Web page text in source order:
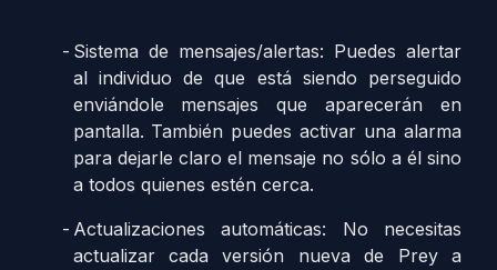
Sistema de mensajes/alertas: Puedes alertar
al individuo de que está siendo perseguido
enviándole mensajes que aparecerán en
pantalla. También puedes activar una alarma
para dejarle claro el mensaje no sólo a él sino
a todos quienes estén cerca.
Actualizaciones automáticas: No necesitas
actualizar cada versión nueva de Prey a